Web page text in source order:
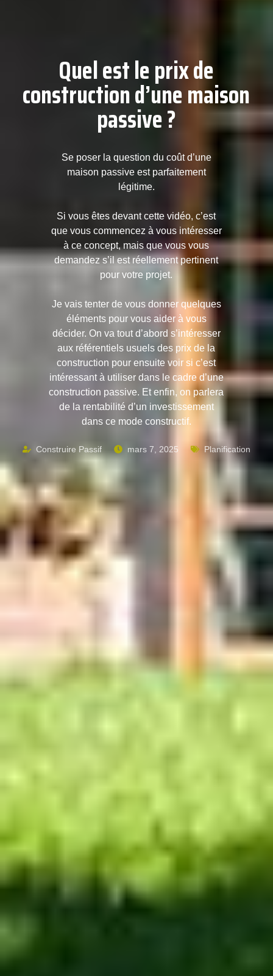
Quel est le prix de
construction d’une maison
passive ?
Se poser la question du coût d’une
maison passive est parfaitement
légitime.
Si vous êtes devant cette vidéo, c’est
que vous commencez à vous intéresser
à ce concept, mais que vous vous
demandez s’il est réellement pertinent
pour votre projet.
Je vais tenter de vous donner quelques
éléments pour vous aider à vous
décider. On va tout d’abord s’intéresser
aux référentiels usuels des prix de la
construction pour ensuite voir si c’est
intéressant à utiliser dans le cadre d’une
construction passive. Et enfin, on parlera
de la rentabilité d’un investissement
dans ce mode constructif.
Construire Passif mars 7, 2025 Planification